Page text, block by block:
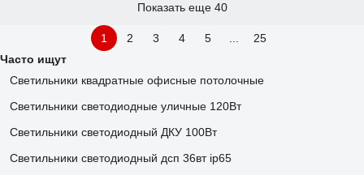
Показать еще 40
1 2 3 4 5
25
Часто ищут
Светильники квадратные офисные потолочные
Светильники светодиодные уличные 120Вт
Светильники светодиодный ДКУ 100Вт
Светильники светодиодный дсп 36вт ip65